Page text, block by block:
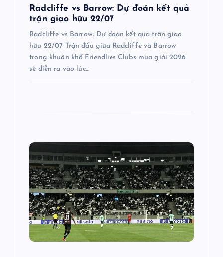
Radcliffe vs Barrow: Dự đoán kết quả
trận giao hữu 22/07
Radcliffe vs Barrow: Dự đoán kết quả trận giao
hữu 22/07 Trận đấu giữa Radcliffe và Barrow
trong khuôn khổ Friendlies Clubs mùa giải 2026
sẽ diễn ra vào lúc…